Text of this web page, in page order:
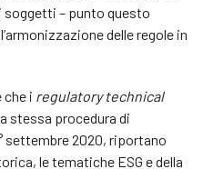
– punto questo
delle regole in
che i regulatory technical
stessa procedura di
settembre 2020, riportano
le tematiche ESG e della